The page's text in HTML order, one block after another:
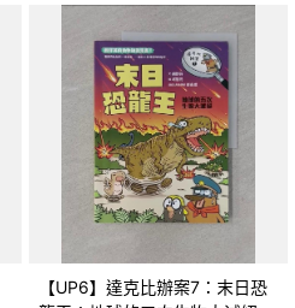
【UP6】達克比辦案7：末日恐